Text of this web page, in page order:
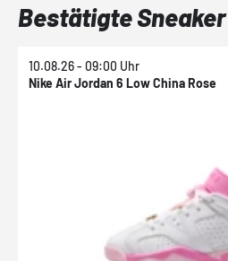
Bestätigte
10.08.26 - 09:00 Uhr
Nike Air Jordan 6 Low China Rose